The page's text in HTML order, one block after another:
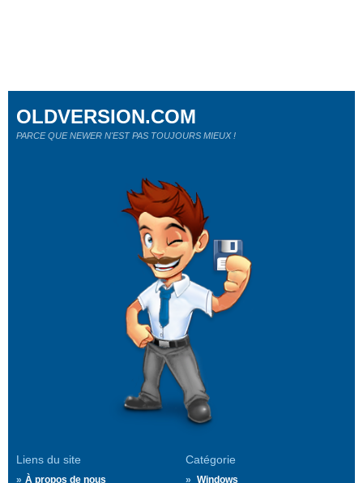
Liens du site
À propos de nous
Catégorie
Windows
OLDVERSION.COM
PARCE QUE NEWER N'EST PAS TOUJOURS MIEUX !